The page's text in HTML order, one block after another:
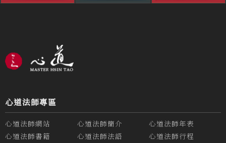
心道法師專區
心道法師網站 心道法師簡介
心道法師年表
心道法師書籍
心道法師法語 心道法師行程